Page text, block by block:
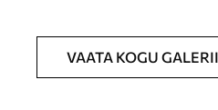
VAATA KOGU